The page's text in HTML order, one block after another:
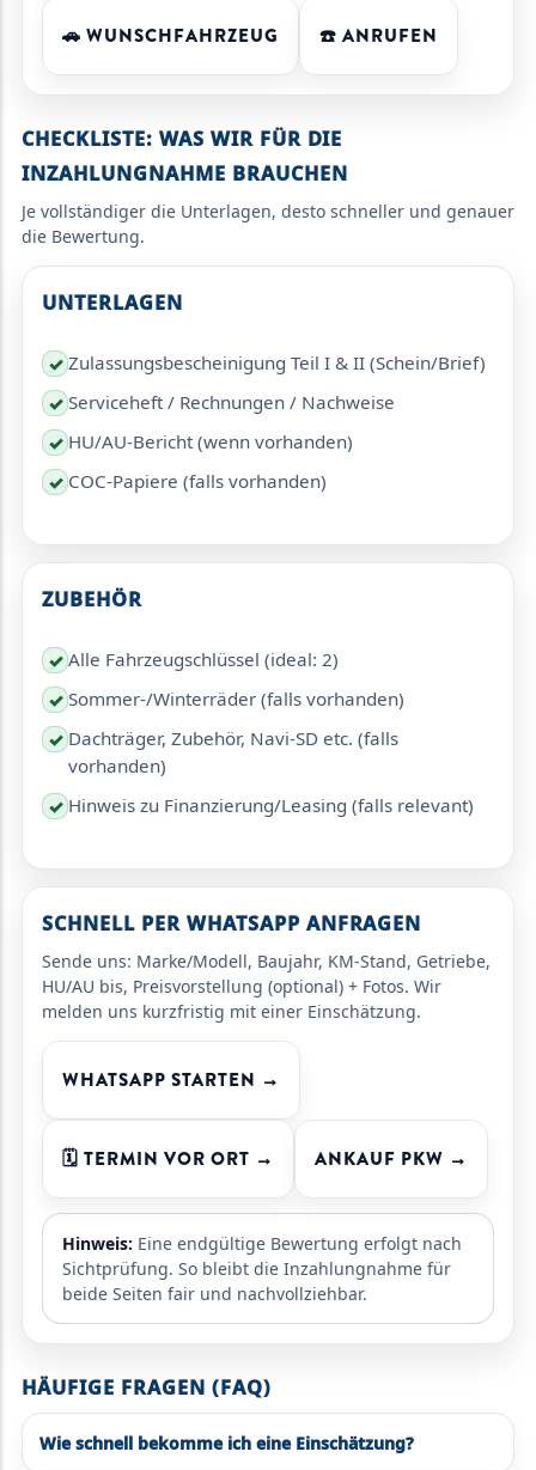
🚗 WUNSCHFAHRZEUG ☎️ ANRUFEN
CHECKLISTE: WAS WIR FÜR DIE
INZAHLUNGNAHME BRAUCHEN
Je vollständiger die Unterlagen, desto schneller und genauer
die Bewertung.
UNTERLAGEN
✓ Zulassungsbescheinigung Teil I & II (Schein/Brief)
✓ Serviceheft / Rechnungen / Nachweise
✓ HU/AU-Bericht (wenn vorhanden)
✓ COC-Papiere (falls vorhanden)
ZUBEHÖR
✓ Alle Fahrzeugschlüssel (ideal: 2)
✓ Sommer-/Winterräder (falls vorhanden)
✓ Dachträger, Zubehör, Navi-SD etc. (falls
vorhanden)
✓ Hinweis zu Finanzierung/Leasing (falls relevant)
SCHNELL PER WHATSAPP ANFRAGEN
Sende uns: Marke/Modell, Baujahr, KM-Stand, Getriebe,
HU/AU bis, Preisvorstellung (optional) + Fotos. Wir
melden uns kurzfristig mit einer Einschätzung.
WHATSAPP STARTEN →
🗓️ TERMIN VOR ORT → ANKAUF PKW →
Hinweis: Eine endgültige Bewertung erfolgt nach
Sichtprüfung. So bleibt die Inzahlungnahme für
beide Seiten fair und nachvollziehbar.
HÄUFIGE FRAGEN (FAQ)
Wie schnell bekomme ich eine Einschätzung?